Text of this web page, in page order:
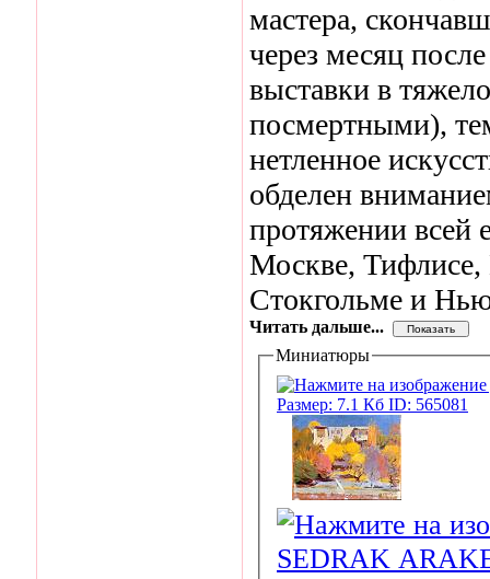
мастера,
через месяц
выставки в
посмертными),
нетленное
обделен
протяжении всей
Москве, Тифлисе,
Стокгольме и
Читать дальше...
Миниатюры